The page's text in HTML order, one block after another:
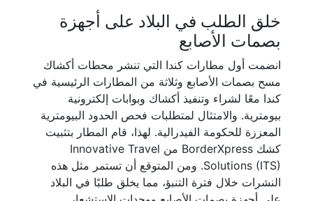
خلق الطلب في البلاد على أجهزة
بصمات الأصابع
انضمت أول مطارات كندا التي تنشر محطات أكشاك
مسح بصمات الأصابع وثلاثة من المطارات الرئيسية في
كندا معًا لشراء وتنفيذ أكشاك وبوابات إلكترونية
بيومترية. والامتثال لمتطلبات فحص الحدود البيومترية
المعززة للحكومة الفيدرالية. لهذا، قام المطار بتثبيت
كشك BorderXpress من Innovative Travel
Solutions (ITS). ومن المتوقع أن تستمر مثل هذه
النشرات خلال فترة التنبؤ، مما يخلق طلبًا في البلاد